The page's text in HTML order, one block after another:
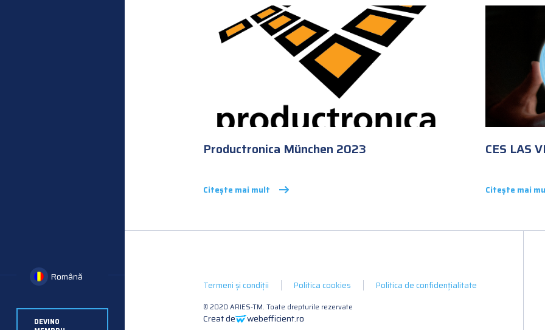
Română
DEVINO
Productronica München 2023
Citește mai mult
CES LAS
Citește mai
Termeni și condiții Politica cookies Politica de confidențialitate
© 2020 ARIES-TM. Toate drepturile rezervate
Creat de webefficient.ro